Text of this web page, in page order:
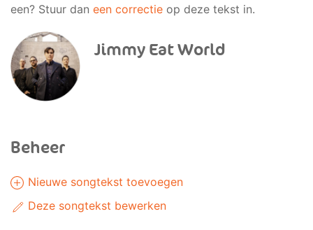
een? Stuur dan een correctie op deze tekst in.
Jimmy Eat World
Beheer
Nieuwe songtekst toevoegen
Deze songtekst bewerken